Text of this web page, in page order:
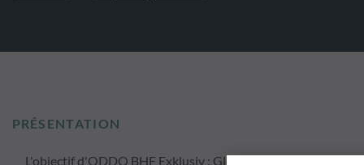
PRÉSENTATION
L'objectif d'ODDO BHF Exklusiv : Global Equity Stars a